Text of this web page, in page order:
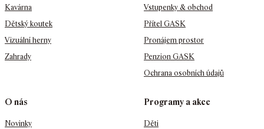
Kavárna
Dětský koutek
Vizuální herny
Zahrady
Vstupenky & obchod
Přítel GASK
Pronájem prostor
Penzion GASK
Ochrana osobních údajů
O nás
Novinky
Programy a akce
Děti